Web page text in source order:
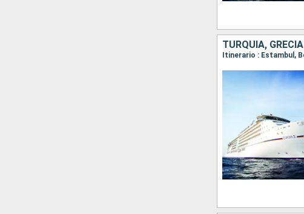
TURQUÍA, GRECIA